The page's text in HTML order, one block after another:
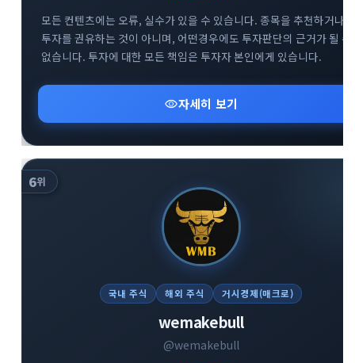
모든 컨텐츠에는 오류, 실수가 있을 수 있습니다. 종목을 추천하거나
투자를 권유하는 것이 아니며, 어떤경우에도 투자판단의 근거가 될 수
없습니다. 투자에 대한 모든 책임은 투자자 본인에게 있습니다.
visibility자세히 보기
6위
국내 주식 해외 주식 거시경제(매크로)
wemakebull
@wemakebull